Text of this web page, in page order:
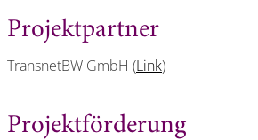
Projektpartner
TransnetBW GmbH (Link)
Projektförderung